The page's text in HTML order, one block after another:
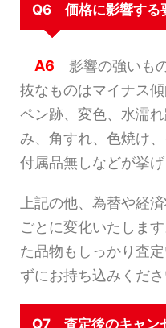
Q6 価格に影響する
A6 影響の強いも
抜なものはマイナス
ペン跡、変色、水濡
み、角すれ、色焼け
付属品無しなどが挙げ
上記の他、為替や経
ごとに変化いたしま
た品物もしっかり査
ずにお持ち込みくださ
Q7 査定後のキャン